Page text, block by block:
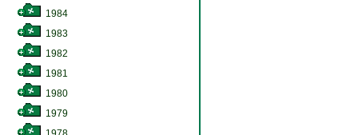
1984
1983
1982
1981
1980
1979